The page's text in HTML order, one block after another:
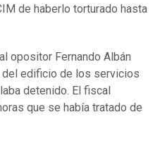
de haberlo torturado hasta
opositor Fernando Albán
del edificio de los servicios
detenido. El fiscal
que se había tratado de